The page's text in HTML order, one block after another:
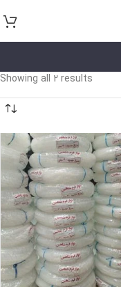
Showing all 2 results